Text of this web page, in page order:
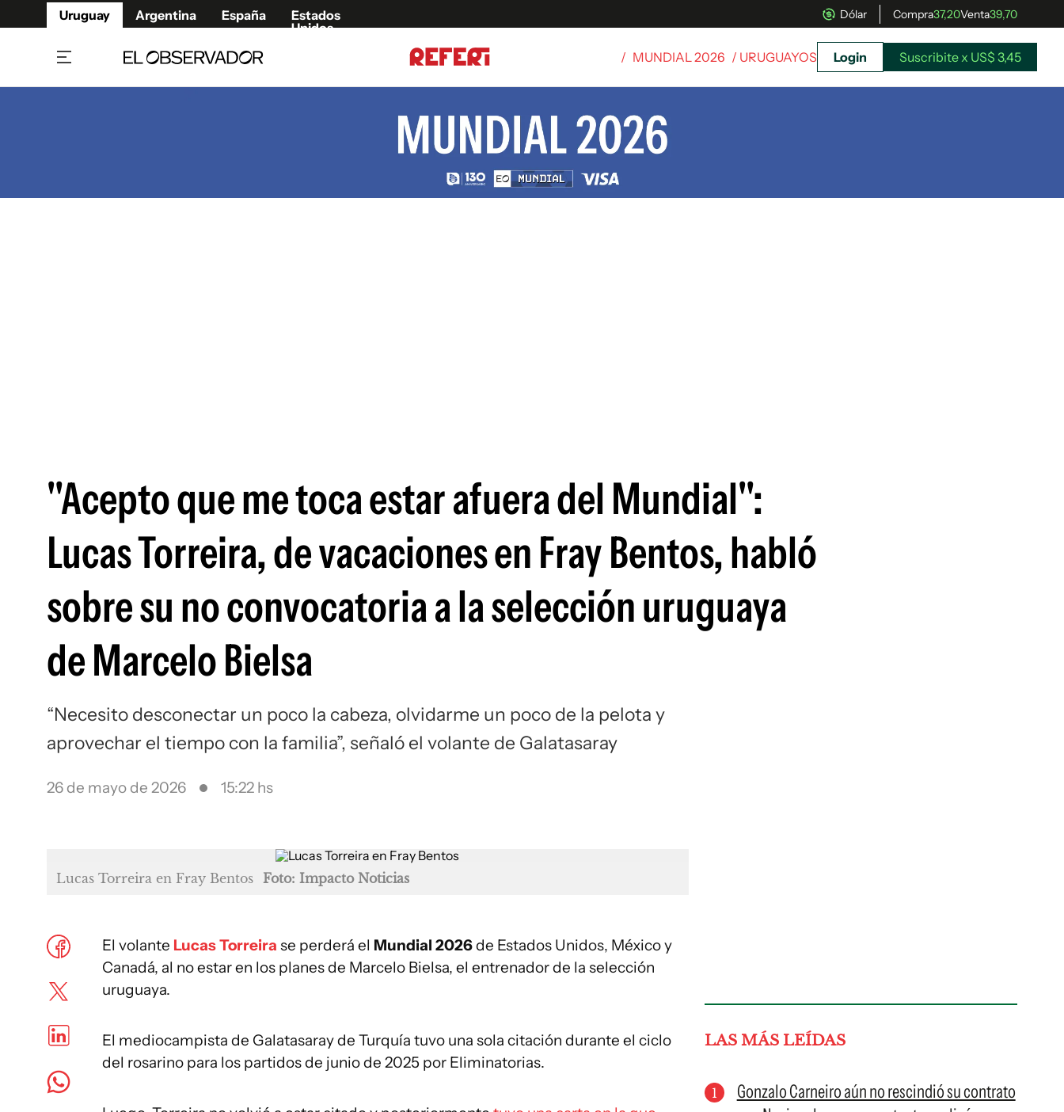
Uruguay Argentina España
Estados
Unidos
Dólar Compra37,20Venta39,70
/ MUNDIAL 2026 / URUGUAYOS Login Suscribite x US$ 3,45
"Acepto que me toca estar afuera del Mundial":
Lucas Torreira, de vacaciones en Fray Bentos, habló
sobre su no convocatoria a la selección uruguaya
de Marcelo Bielsa
“Necesito desconectar un poco la cabeza, olvidarme un poco de la pelota y
aprovechar el tiempo con la familia”, señaló el volante de Galatasaray
26 de mayo de 2026 15:22 hs
Lucas Torreira en Fray Bentos Foto: Impacto Noticias
El volante Lucas Torreira se perderá el Mundial 2026de Estados Unidos, México y
Canadá, al no estar en los planes de Marcelo Bielsa, el entrenador de la selección
uruguaya.
El mediocampista de Galatasaray de Turquía tuvo una sola citación durante el ciclo
del rosarino para los partidos de junio de 2025 por Eliminatorias.
LAS MÁS LEÍDAS
Gonzalo Carneiro aún no rescindió su contrato